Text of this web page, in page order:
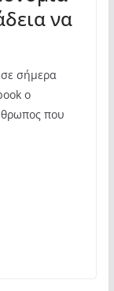
να
σήμερα
ο
που